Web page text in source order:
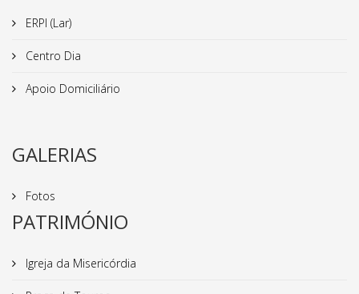
ERPI (Lar)
Centro Dia
Apoio Domiciliário
GALERIAS
Fotos
PATRIMÓNIO
Igreja da Misericórdia